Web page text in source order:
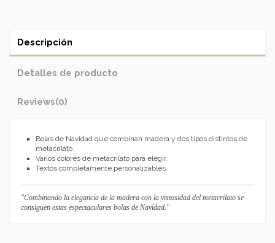
Descripción
Detalles de producto
Reviews(0)
Bolas de Navidad que combinan madera y dos tipos distintos de
metacrilato.
Varios colores de metacrilato para elegir.
Textos completamente personalizables.
"Combinando la elegancia de la madera con la vistosidad del metacrilato se
consiguen estas espectaculares bolas de Navidad."